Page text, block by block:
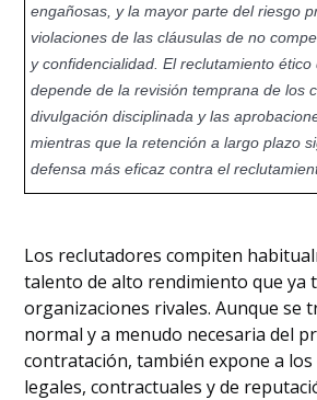
en la práctica
Optimización del
con documentación
Evidencia del mundo real: la
ética de talentos como
crecimiento
engañosas, y la mayor parte del riesgo
violaciones de las cláusulas de no
y confidencialidad. El reclutamiento
depende de la revisión temprana de los
divulgación disciplinada y las
mientras que la retención a largo plazo
defensa más eficaz contra el
Los reclutadores compiten
talento de alto rendimiento que ya
organizaciones rivales. Aunque se
normal y a menudo necesaria del
contratación, también expone a
legales, contractuales y de